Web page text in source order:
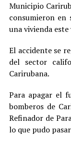
Municipio
consumieron
una vivienda
El accidente se
del sector
Carirubana.
Para apagar el
bomberos de
Refinador de
lo que pudo